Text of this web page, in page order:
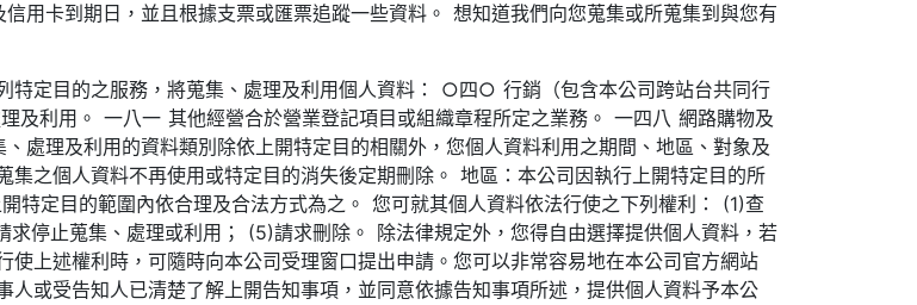
用卡到期日，並且根據支票或匯票追蹤一些資料。 想知道我們向您蒐集或所蒐集到與您有
特定目的之服務，將蒐集、處理及利用個人資料： ○四○ 行銷（包含本公司跨站台共同行
利用。 一八一 其他經營合於營業登記項目或組織章程所定之業務。 一四八 網路購物及
理及利用的資料類別除依上開特定目的相關外，您個人資料利用之期間、地區、對象及
之個人資料不再使用或特定目的消失後定期刪除。 地區：本公司因執行上開特定目的所
特定目的範圍內依合理及合法方式為之。 您可就其個人資料依法行使之下列權利： (1)查
停止蒐集、處理或利用； (5)請求刪除。 除法律規定外，您得自由選擇提供個人資料，若
上述權利時，可隨時向本公司受理窗口提出申請。您可以非常容易地在本公司官方網站
或受告知人已清楚了解上開告知事項，並同意依據告知事項所述，提供個人資料予本公